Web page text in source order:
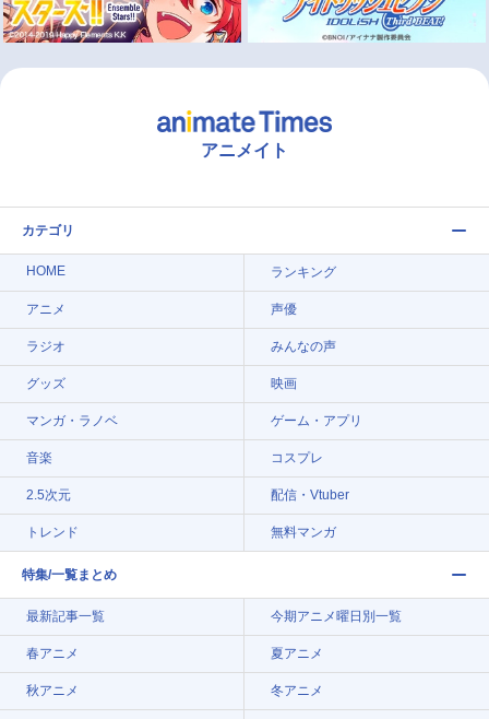
アニメイト
カテゴリ
HOME ランキング
アニメ 声優
ラジオ みんなの声
グッズ 映画
マンガ・ラノベ ゲーム・アプリ
音楽 コスプレ
2.5次元 配信・Vtuber
トレンド 無料マンガ
特集/一覧まとめ
最新記事一覧 今期アニメ曜日別一覧
春アニメ 夏アニメ
秋アニメ 冬アニメ